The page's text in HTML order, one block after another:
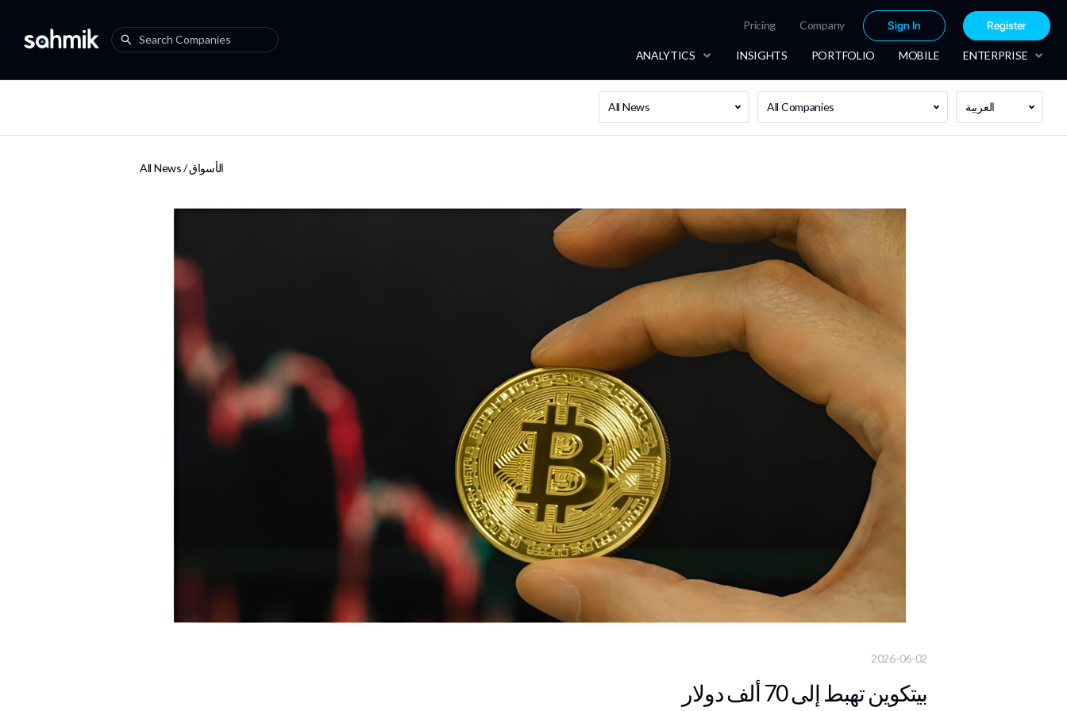
Pricing Company Sign In Register
ANALYTICS INSIGHTS PORTFOLIO MOBILE ENTERPRISE
All News All Companies العربية
All News /الأسواق
2026-06-02
بيتكوين تهبط إلى 70 ألف دولار